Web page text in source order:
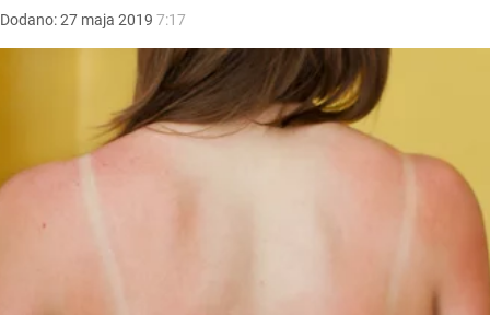
Dodano:27 maja 2019 7:17